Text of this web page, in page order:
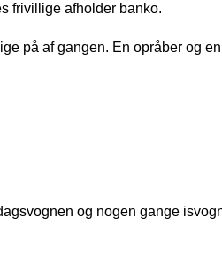
frivillige afholder banko.
på af gangen. En opråber og
og nogen gange